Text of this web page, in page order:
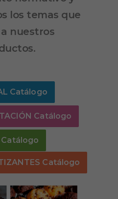
los temas que
nuestros
Catálogo
Catálogo
Catálogo
Catálogo